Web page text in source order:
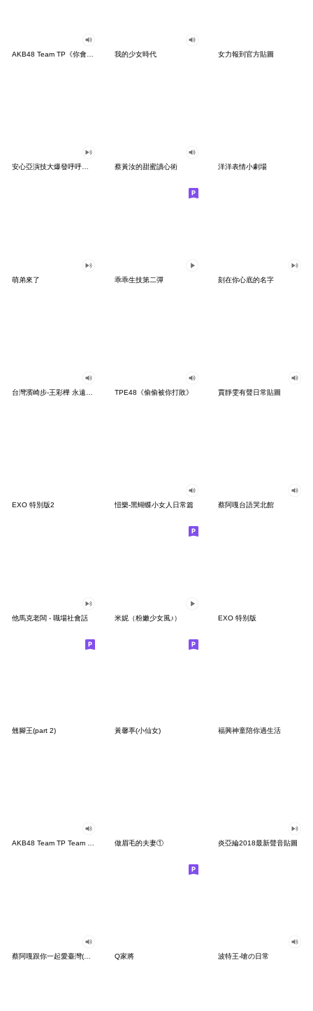
我的少女時代 女力報到官方貼圖
安心亞演技大爆發呼呼有聲動態貼圖 蔡黃汝的甜蜜讀心術 洋洋表情小劇場
萌弟來了 乖乖生技第二彈 刻在你心底的名字
TPE48《偷偷被你打敗》 賈靜雯有聲日常貼圖
EXO 特別版2 愷樂-黑蝴蝶小女人日常篇 蔡阿嘎台語哭北館
他馬克老闆 - 職場社會話 米妮（粉嫩少女風♪） EXO 特别版
翹腳王(part 2) 黃馨葶(小仙女) 福興神童陪你過生活
AKB48 Team TP Team UP 做眉毛的夫妻① 炎亞綸2018最新聲音貼圖
Q家將 波特王-嗆の日常